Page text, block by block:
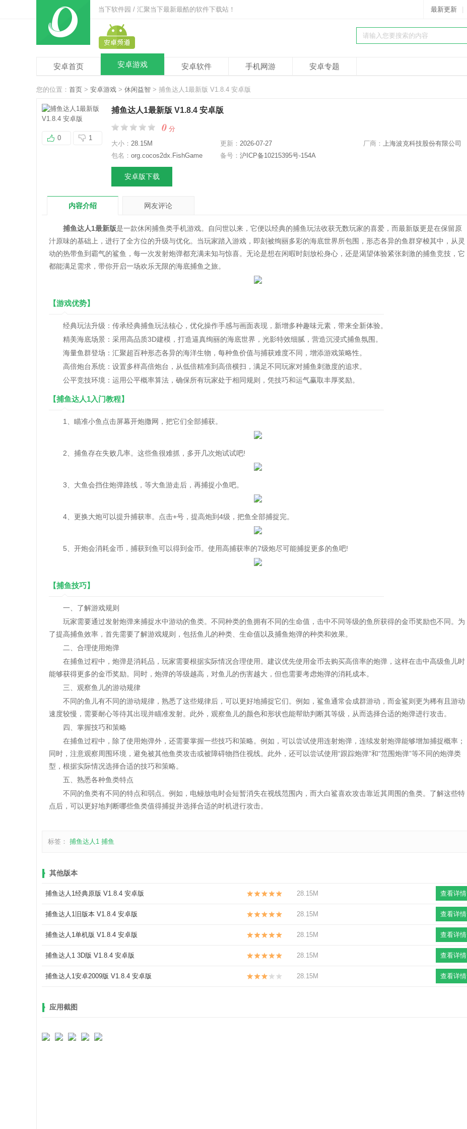
当下软件园 / 汇聚当下最新最酷的软件下载站！ 最新更新
安卓首页 安卓游戏 安卓软件 手机网游 安卓专题
您的位置： 首页 > 安卓游戏 > 休闲益智 > 捕鱼达人1最新版 V1.8.4 安卓版
0 1
捕鱼达人1最新版 V1.8.4 安卓版
0 分
大小： 28.15M 更新： 2026-07-27 厂商： 上海波克科技股份有限公司
包名： org.cocos2dx.FishGame 备号： 沪ICP备10215395号-154A
安卓版下载
内容介绍 网友评论
捕鱼达人1最新版是一款休闲捕鱼类手机游戏。自问世以来，它便以经典的捕鱼玩法收获无数玩家的喜爱，而最新版更是在保留原
汁原味的基础上，进行了全方位的升级与优化。当玩家踏入游戏，即刻被绚丽多彩的海底世界所包围，形态各异的鱼群穿梭其中，从灵
动的热带鱼到霸气的鲨鱼，每一次发射炮弹都充满未知与惊喜。无论是想在闲暇时刻放松身心，还是渴望体验紧张刺激的捕鱼竞技，它
都能满足需求，带你开启一场欢乐无限的海底捕鱼之旅。
【游戏优势】
经典玩法升级：传承经典捕鱼玩法核心，优化操作手感与画面表现，新增多种趣味元素，带来全新体验。
精美海底场景：采用高品质3D建模，打造逼真绚丽的海底世界，光影特效细腻，营造沉浸式捕鱼氛围。
海量鱼群登场：汇聚超百种形态各异的海洋生物，每种鱼价值与捕获难度不同，增添游戏策略性。
高倍炮台系统：设置多样高倍炮台，从低倍精准到高倍横扫，满足不同玩家对捕鱼刺激度的追求。
公平竞技环境：运用公平概率算法，确保所有玩家处于相同规则，凭技巧和运气赢取丰厚奖励。
【捕鱼达人1入门教程】
1、瞄准小鱼点击屏幕开炮撒网，把它们全部捕获。
2、捕鱼存在失败几率。这些鱼很难抓，多开几次炮试试吧!
3、大鱼会挡住炮弹路线，等大鱼游走后，再捕捉小鱼吧。
4、更换大炮可以提升捕获率。点击+号，提高炮到4级，把鱼全部捕捉完。
5、开炮会消耗金币，捕获到鱼可以得到金币。使用高捕获率的7级炮尽可能捕捉更多的鱼吧!
【捕鱼技巧】
一、了解游戏规则
玩家需要通过发射炮弹来捕捉水中游动的鱼类。不同种类的鱼拥有不同的生命值，击中不同等级的鱼所获得的金币奖励也不同。为
了提高捕鱼效率，首先需要了解游戏规则，包括鱼儿的种类、生命值以及捕鱼炮弹的种类和效果。
二、合理使用炮弹
在捕鱼过程中，炮弹是消耗品，玩家需要根据实际情况合理使用。建议优先使用金币去购买高倍率的炮弹，这样在击中高级鱼儿时
能够获得更多的金币奖励。同时，炮弹的等级越高，对鱼儿的伤害越大，但也需要考虑炮弹的消耗成本。
三、观察鱼儿的游动规律
不同的鱼儿有不同的游动规律，熟悉了这些规律后，可以更好地捕捉它们。例如，鲨鱼通常会成群游动，而金鲨则更为稀有且游动
速度较慢，需要耐心等待其出现并瞄准发射。此外，观察鱼儿的颜色和形状也能帮助判断其等级，从而选择合适的炮弹进行攻击。
四、掌握技巧和策略
在捕鱼过程中，除了使用炮弹外，还需要掌握一些技巧和策略。例如，可以尝试使用连射炮弹，连续发射炮弹能够增加捕捉概率；
同时，注意观察周围环境，避免被其他鱼类攻击或被障碍物挡住视线。此外，还可以尝试使用“跟踪炮弹”和“范围炮弹”等不同的炮弹类
型，根据实际情况选择合适的技巧和策略。
五、熟悉各种鱼类特点
不同的鱼类有不同的特点和弱点。例如，电鳗放电时会短暂消失在视线范围内，而大白鲨喜欢攻击靠近其周围的鱼类。了解这些特
点后，可以更好地判断哪些鱼类值得捕捉并选择合适的时机进行攻击。
标签： 捕鱼达人1 捕鱼
其他版本
查看详情
捕鱼达人1经典原版 V1.8.4 安卓版 28.15M
查看详情
捕鱼达人1旧版本 V1.8.4 安卓版 28.15M
查看详情
捕鱼达人1单机版 V1.8.4 安卓版 28.15M
查看详情
捕鱼达人1 3D版 V1.8.4 安卓版 28.15M
查看详情
捕鱼达人1安卓2009版 V1.8.4 安卓版 28.15M
应用截图